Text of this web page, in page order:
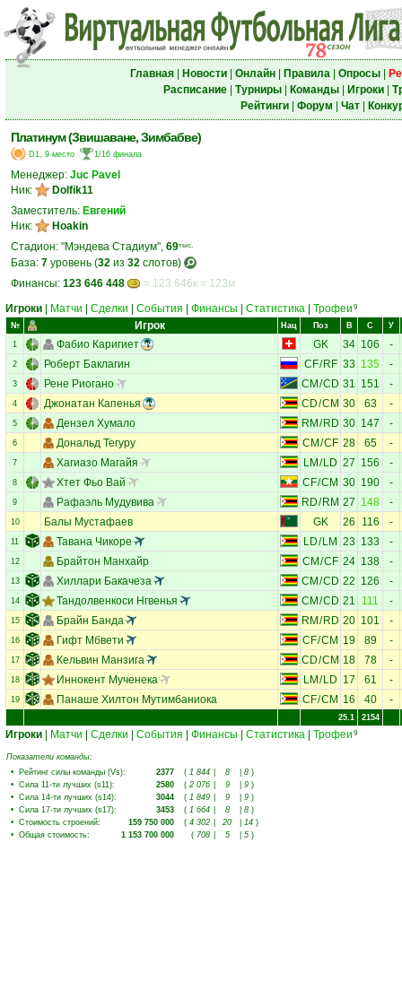
Главная| Новости| Онлайн| Правила| Опросы|
Расписание| Турниры| Команды| Игроки|
Рейтинги| Форум Чат|
Платинум (Звишаване, Зимбабве)
D1, 9 место 1/16 финала
Менеджер: Juc Pavel
Ник:
Dolfik11
Заместитель: Евгений
Ник:
Hoakin
Стадион: "Мэндева Стадиум", 69тыс.
База: 7 уровень (32 из 32 слотов)
Финансы: 123 646 448
= 123 646к = 123м
Игроки
Матчи Сделки События Финансы Статистика Трофеи 9
№ Игрок Нац Поз В С У
1 Фабио Каригиет GK 34 106 -
2 Роберт Баклагин CF/RF 33 135 -
3 Рене Риогано CM /CD 31 151 -
4 Джонатан Капенья CD/CM 30 63 -
5 Дензел Хумало RM / RD 30 147 -
6 Дональд Тегуру CM /CF 28 65 -
7 Хагиазо Магайя LM / LD 27 156 -
8 Хтет Фьо Вай CF/CM 30 190 -
9 Рафаэль Мудувива RD/ RM 27 148 -
10 Балы Мустафаев GK 26 116 -
11 Тавана Чикоре LD/ LM 23 133 -
12 Брайтон Манхайр CM /CF 24 138 -
13 Хиллари Бакачеза CM /CD 22 126 -
14 Тандолвенкоси Нгвенья CM /CD 21 111 -
15 Брайн Банда RM / RD 20 101 -
16 Гифт Мбвети CF/CM 19 89 -
17 Кельвин Манзига CD/CM 18 78 -
18 Иннокент Мученека LM / LD 17 61 -
19 Панаше Хилтон Мутимбаниока CF/CM 16 40 -
25.1 2154
Игроки Матчи Сделки События Финансы Статистика Трофеи 9
Показатели команды:
• Рейтинг силы команды (Vs): 2377 ( 1 844 8 8 )
• Сила 11-ти лучших (s11): 2580 ( 2 076 9 9 )
• Сила 14-ти лучших (s14): 3044 ( 1 849 9 9 )
• Сила 17-ти лучших (s17): 3453 ( 1 664 8 8 )
• Стоимость строений: 159 750 000 ( 4 302 20 14 )
• Общая стоимость: 1 153 700 000 ( 708 5 5 )